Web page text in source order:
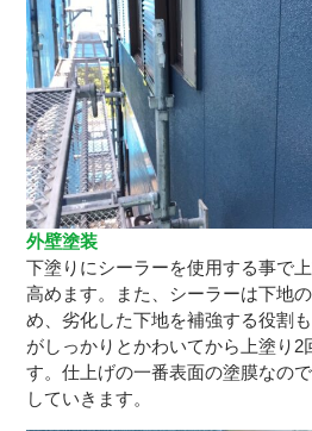
外壁塗装
下塗りにシーラーを使用する事で
高めます。また、シーラーは下地
め、劣化した下地を補強する役割
がしっかりとかわいてから上塗り2
す。仕上げの一番表面の塗膜なの
していきます。